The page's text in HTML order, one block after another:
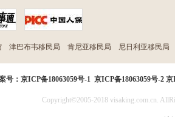
津巴布韦移民局 肯尼亚移民局 尼日利亚移民局
号： 京ICP备18063059号-1 京ICP备18063059号-2 京
Copyright©2005-2018 visaking.com.cn.